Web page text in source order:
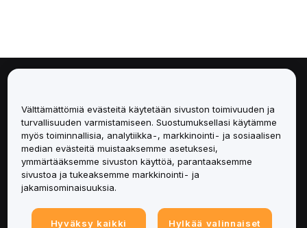
Palvelut
Tuki
Tuotteet
Lakiasiat
Välttämättömiä evästeitä käytetään sivuston toimivuuden ja
turvallisuuden varmistamiseen. Suostumuksellasi käytämme
myös toiminnallisia, analytiikka-, markkinointi- ja sosiaalisen
median evästeitä muistaaksemme asetuksesi,
ymmärtääksemme sivuston käyttöä, parantaaksemme
sivustoa ja tukeaksemme markkinointi- ja
jakamisominaisuuksia.
Hyväksy kaikki Hylkää valinnaiset